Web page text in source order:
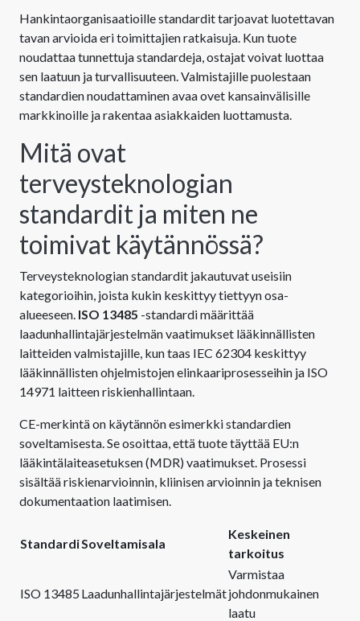
Hankintaorganisaatioille standardit tarjoavat luotettavan
tavan arvioida eri toimittajien ratkaisuja. Kun tuote
noudattaa tunnettuja standardeja, ostajat voivat luottaa
sen laatuun ja turvallisuuteen. Valmistajille puolestaan
standardien noudattaminen avaa ovet kansainvälisille
markkinoille ja rakentaa asiakkaiden luottamusta.
Mitä ovat
terveysteknologian
standardit ja miten ne
toimivat käytännössä?
Terveysteknologian standardit jakautuvat useisiin
kategorioihin, joista kukin keskittyy tiettyyn osa-
alueeseen. ISO 13485 -standardi määrittää
laadunhallintajärjestelmän vaatimukset lääkinnällisten
laitteiden valmistajille, kun taas IEC 62304 keskittyy
lääkinnällisten ohjelmistojen elinkaariprosesseihin ja ISO
14971 laitteen riskienhallintaan.
CE-merkintä on käytännön esimerkki standardien
soveltamisesta. Se osoittaa, että tuote täyttää EU:n
lääkintälaiteasetuksen (MDR) vaatimukset. Prosessi
sisältää riskienarvioinnin, kliinisen arvioinnin ja teknisen
dokumentaation laatimisen.
StandardiSoveltamisala
Keskeinen
tarkoitus
ISO 13485Laadunhallintajärjestelmät
Varmistaa
johdonmukainen
laatu